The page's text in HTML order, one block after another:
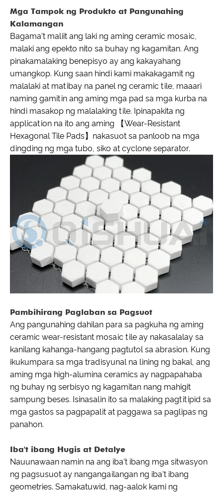
Mga Tampok ng Produkto at Pangunahing
Kalamangan
Bagama't maliit ang laki ng aming ceramic mosaic,
malaki ang epekto nito sa buhay ng kagamitan. Ang
pinakamalaking benepisyo ay ang kakayahang
umangkop. Kung saan hindi kami makakagamit ng
malalaki at matibay na panel ng ceramic tile, maaari
naming gamitin ang aming mga pad sa mga kurba na
hindi masakop ng malalaking tile. Ipinapakita ng
application na ito ang aming 【Wear-Resistant
Hexagonal Tile Pads】nakasuot sa panloob na mga
dingding ng mga tubo, siko at cyclone separator.
Pambihirang Paglaban sa Pagsuot
Ang pangunahing dahilan para sa pagkuha ng aming
ceramic wear-resistant mosaic tile ay nakasalalay sa
kanilang kahanga-hangang pagtutol sa abrasion. Kung
ikukumpara sa mga tradisyunal na lining ng bakal, ang
aming mga high-alumina ceramics ay nagpapahaba
ng buhay ng serbisyo ng kagamitan nang mahigit
sampung beses. Isinasalin ito sa malaking pagtitipid sa
mga gastos sa pagpapalit at paggawa sa paglipas ng
panahon.
Iba't ibang Hugis at Detalye
Nauunawaan namin na ang iba't ibang mga sitwasyon
ng pagsusuot ay nangangailangan ng iba't ibang
geometries. Samakatuwid, nag-aalok kami ng